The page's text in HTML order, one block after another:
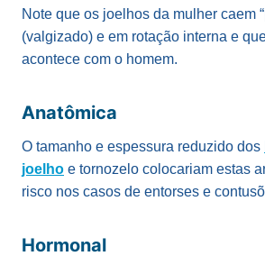
Note que os joelhos da mulher caem
(valgizado) e em rotação interna e
acontece com o homem.
Anatômica
O tamanho e espessura reduzido dos
joelho e tornozelo colocariam estas
risco nos casos de entorses e
Hormonal